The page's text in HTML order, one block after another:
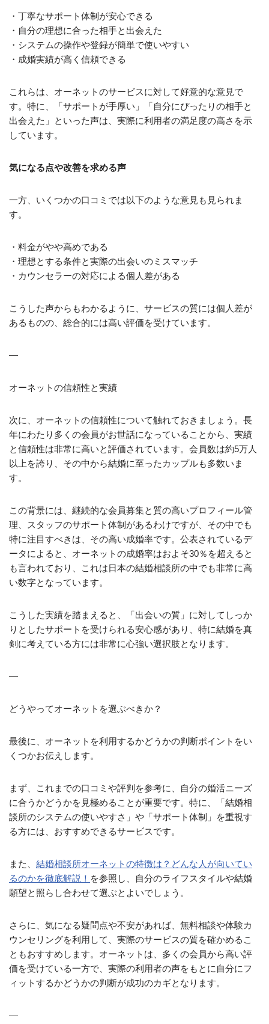
・丁寧なサポート体制が安心できる
・自分の理想に合った相手と出会えた
・システムの操作や登録が簡単で使いやすい
・成婚実績が高く信頼できる
これらは、オーネットのサービスに対して好意的な意見で
す。特に、「サポートが手厚い」「自分にぴったりの相手と
出会えた」といった声は、実際に利用者の満足度の高さを示
しています。
気になる点や改善を求める声
一方、いくつかの口コミでは以下のような意見も見られま
す。
・料金がやや高めである
・理想とする条件と実際の出会いのミスマッチ
・カウンセラーの対応による個人差がある
こうした声からもわかるように、サービスの質には個人差が
あるものの、総合的には高い評価を受けています。
—
オーネットの信頼性と実績
次に、オーネットの信頼性について触れておきましょう。長
年にわたり多くの会員がお世話になっていることから、実績
と信頼性は非常に高いと評価されています。会員数は約5万人
以上を誇り、その中から結婚に至ったカップルも多数いま
す。
この背景には、継続的な会員募集と質の高いプロフィール管
理、スタッフのサポート体制があるわけですが、その中でも
特に注目すべきは、その高い成婚率です。公表されているデ
ータによると、オーネットの成婚率はおよそ30％を超えると
も言われており、これは日本の結婚相談所の中でも非常に高
い数字となっています。
こうした実績を踏まえると、「出会いの質」に対してしっか
りとしたサポートを受けられる安心感があり、特に結婚を真
剣に考えている方には非常に心強い選択肢となります。
—
どうやってオーネットを選ぶべきか？
最後に、オーネットを利用するかどうかの判断ポイントをい
くつかお伝えします。
まず、これまでの口コミや評判を参考に、自分の婚活ニーズ
に合うかどうかを見極めることが重要です。特に、「結婚相
談所のシステムの使いやすさ」や「サポート体制」を重視す
る方には、おすすめできるサービスです。
また、 結婚相談所オーネットの特徴は？どんな人が向いてい
るのかを徹底解説！ を参照し、自分のライフスタイルや結婚
願望と照らし合わせて選ぶとよいでしょう。
さらに、気になる疑問点や不安があれば、無料相談や体験カ
ウンセリングを利用して、実際のサービスの質を確かめるこ
ともおすすめします。オーネットは、多くの会員から高い評
価を受けている一方で、実際の利用者の声をもとに自分にフ
ィットするかどうかの判断が成功のカギとなります。
—